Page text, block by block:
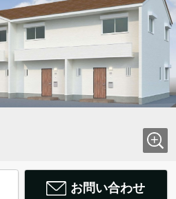
お問い合わせ